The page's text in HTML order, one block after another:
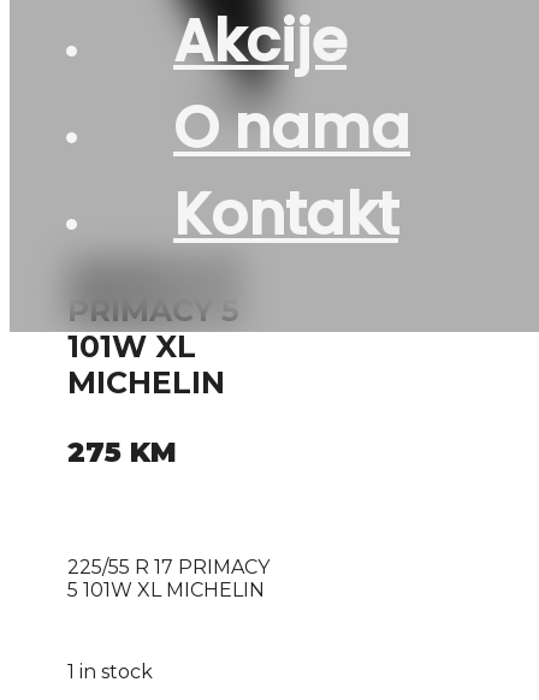
Akcije
O nama
Kontakt
PRIMACY 5
101W XL
MICHELIN
275 KM
225/55 R 17 PRIMACY
5 101W XL MICHELIN
1 in stock